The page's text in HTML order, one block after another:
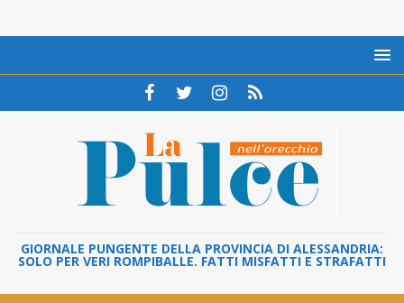
GIORNALE PUNGENTE DELLA PROVINCIA DI ALESSANDRIA:
SOLO PER VERI ROMPIBALLE. FATTI MISFATTI E STRAFATTI